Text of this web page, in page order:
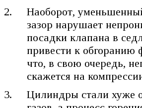
Наоборот,
зазор нарушает
посадки клапана в
привести к обгоранию
что, в свою очередь,
скажется на
Цилиндры стали хуже